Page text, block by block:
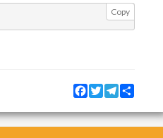
Copy
Facebook
TwitterTelegram